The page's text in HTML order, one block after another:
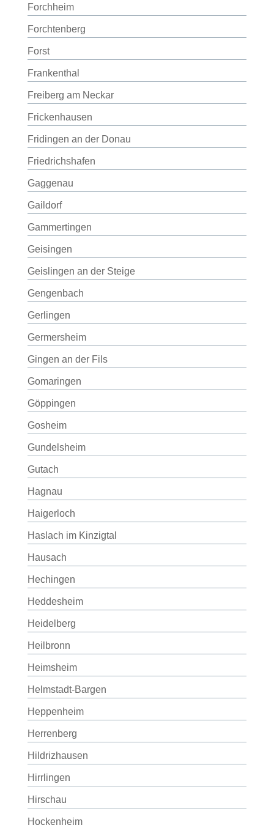
Forchheim
Forchtenberg
Forst
Frankenthal
Freiberg am Neckar
Frickenhausen
Fridingen an der Donau
Friedrichshafen
Gaggenau
Gaildorf
Gammertingen
Geisingen
Geislingen an der Steige
Gengenbach
Gerlingen
Germersheim
Gingen an der Fils
Gomaringen
Göppingen
Gosheim
Gundelsheim
Gutach
Hagnau
Haigerloch
Haslach im Kinzigtal
Hausach
Hechingen
Heddesheim
Heidelberg
Heilbronn
Heimsheim
Helmstadt-Bargen
Heppenheim
Herrenberg
Hildrizhausen
Hirrlingen
Hirschau
Hockenheim